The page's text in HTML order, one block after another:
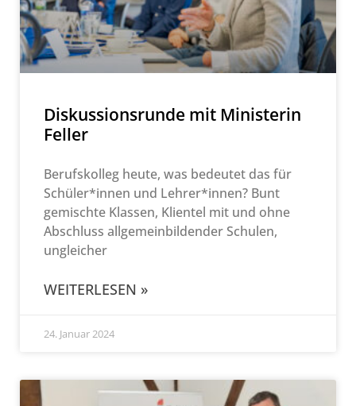
Diskussionsrunde mit Ministerin
Feller
Berufskolleg heute, was bedeutet das für
Schüler*innen und Lehrer*innen? Bunt
gemischte Klassen, Klientel mit und ohne
Abschluss allgemeinbildender Schulen,
ungleicher
WEITERLESEN »
24. Januar 2024